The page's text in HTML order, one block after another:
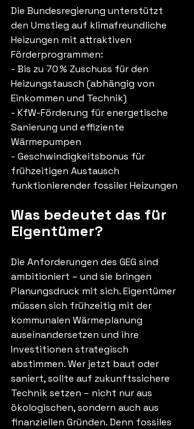
Die Bundesregierung unterstützt
den Umstieg auf klimafreundliche
Heizungen mit attraktiven
Förderprogrammen:
- Bis zu 70 % Zuschuss für den
Heizungstausch (abhängig von
Einkommen und Technik)
- KfW-Förderung für energetische
Sanierung und effiziente
Wärmepumpen
- Geschwindigkeitsbonus für
frühzeitigen Austausch
funktionierender fossiler Heizungen
Was bedeutet das für
Eigentümer?
Die Anforderungen des GEG sind
ambitioniert – und sie bringen
Planungsdruck mit sich. Eigentümer
müssen sich frühzeitig mit der
kommunalen Wärmeplanung
auseinandersetzen und ihre
Investitionen strategisch
abstimmen. Wer jetzt baut oder
saniert, sollte auf zukunftssichere
Technik setzen – nicht nur aus
ökologischen, sondern auch aus
finanziellen Gründen. Denn fossiles